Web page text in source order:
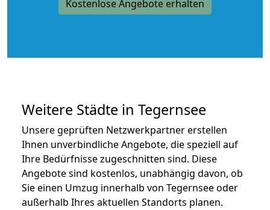
Kostenlose Angebote erhalten
Weitere Städte in Tegernsee
Unsere geprüften Netzwerkpartner erstellen
Ihnen unverbindliche Angebote, die speziell auf
Ihre Bedürfnisse zugeschnitten sind. Diese
Angebote sind kostenlos, unabhängig davon, ob
Sie einen Umzug innerhalb von Tegernsee oder
außerhalb Ihres aktuellen Standorts planen.